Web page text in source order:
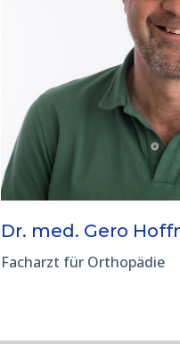
Dr. med. Gero
Facharzt für Orthopädie